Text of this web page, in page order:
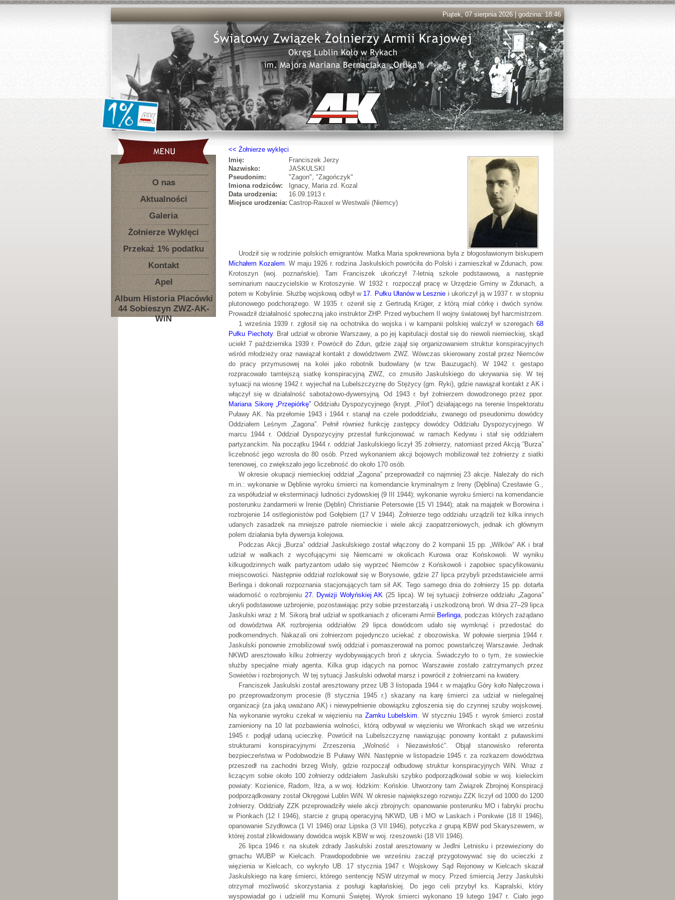
Piątek, 07 sierpnia 2026 | godzina: 18:46
O nas
Aktualności
Galeria
Żołnierze Wyklęci
Przekaż 1% podatku
Kontakt
Apel
Album Historia Placówki
44 Sobieszyn ZWZ-AK-
WiN
Żołnierze wyklęci
Imię:
Franciszek Jerzy
Nazwisko:
JASKULSKI
Pseudonim:
"Zagon", "Zagończyk"
Imiona rodziców:
Ignacy, Maria zd. Kozal
Data urodzenia:
16.09.1913 r.
Miejsce urodzenia: Castrop-Rauxel w Westwalii (Niemcy)
Urodził się w rodzinie polskich emigrantów. Matka Maria spokrewniona była z błogosławionym biskupem
Michałem Kozalem. W maju 1926 r. rodzina Jaskulskich powróciła do Polski i zamieszkał w Zdunach, pow.
Krotoszyn (woj. poznańskie). Tam Franciszek ukończył 7-letnią szkole podstawową, a następnie
seminarium nauczycielskie w Krotoszynie. W 1932 r. rozpoczął pracę w Urzędzie Gminy w Zdunach, a
potem w Kobylinie. Służbę wojskową odbył w 17. Pułku Ułanów w Lesznie i ukończył ją w 1937 r. w stopniu
plutonowego podchorążego. W 1935 r. ożenił się z Gertrudą Krüger, z którą miał córkę i dwóch synów.
Prowadził działalność społeczną jako instruktor ZHP. Przed wybuchem II wojny światowej był harcmistrzem.
1 września 1939 r. zgłosił się na ochotnika do wojska i w kampanii polskiej walczył w szeregach 68
Pułku Piechoty. Brał udział w obronie Warszawy, a po jej kapitulacji dostał się do niewoli niemieckiej, skąd
uciekł 7 października 1939 r. Powrócił do Zdun, gdzie zajął się organizowaniem struktur konspiracyjnych
wśród młodzieży oraz nawiązał kontakt z dowództwem ZWZ. Wówczas skierowany został przez Niemców
do pracy przymusowej na kolei jako robotnik budowlany (w tzw. Bauzugach). W 1942 r. gestapo
rozpracowało tamtejszą siatkę konspiracyjną ZWZ, co zmusiło Jaskulskiego do ukrywania się. W tej
sytuacji na wiosnę 1942 r. wyjechał na Lubelszczyznę do Stężycy (gm. Ryki), gdzie nawiązał kontakt z AK i
włączył się w działalność sabotażowo-dywersyjną. Od 1943 r. był żołnierzem dowodzonego przez ppor.
Mariana Sikorę „Przepiórkę” Oddziału Dyspozycyjnego (krypt. „Pilot”) działającego na terenie Inspektoratu
Puławy AK. Na przełomie 1943 i 1944 r. stanął na czele pododdziału, zwanego od pseudonimu dowódcy
Oddziałem Leśnym „Zagona”. Pełnił również funkcję zastępcy dowódcy Oddziału Dyspozycyjnego. W
marcu 1944 r. Oddział Dyspozycyjny przestał funkcjonować w ramach Kedywu i stał się oddziałem
partyzanckim. Na początku 1944 r. oddział Jaskulskiego liczył 35 żołnierzy, natomiast przed Akcją ”Burza”
liczebność jego wzrosła do 80 osób. Przed wykonaniem akcji bojowych mobilizował też żołnierzy z siatki
terenowej, co zwiększało jego liczebność do około 170 osób.
W okresie okupacji niemieckiej oddział „Zagona” przeprowadził co najmniej 23 akcje. Należały do nich
m.in.: wykonanie w Dęblinie wyroku śmierci na komendancie kryminalnym z Ireny (Dęblina) Czesławie G.,
za współudział w eksterminacji ludności żydowskiej (9 III 1944); wykonanie wyroku śmierci na komendancie
posterunku żandarmerii w Irenie (Dęblin) Christianie Petersowie (15 VI 1944); atak na majątek w Borowina i
rozbrojenie 14 ostlegionistów pod Gołębiem (17 V 1944). Żołnierze tego oddziału urządzili też kilka innych
udanych zasadzek na mniejsze patrole niemieckie i wiele akcji zaopatrzeniowych, jednak ich głównym
polem działania była dywersja kolejowa.
Podczas Akcji „Burza” oddział Jaskulskiego został włączony do 2 kompanii 15 pp. „Wilków” AK i brał
udział w walkach z wycofującymi się Niemcami w okolicach Kurowa oraz Końskowoli. W wyniku
kilkugodzinnych walk partyzantom udało się wyprzeć Niemców z Końskowoli i zapobiec spacyfikowaniu
miejscowości. Następnie oddział rozlokował się w Borysowie, gdzie 27 lipca przybyli przedstawiciele armii
Berlinga i dokonali rozpoznania stacjonujących tam sił AK. Tego samego dnia do żołnierzy 15 pp. dotarła
wiadomość o rozbrojeniu 27. Dywizji Wołyńskiej AK (25 lipca). W tej sytuacji żołnierze oddziału „Zagona”
ukryli podstawowe uzbrojenie, pozostawiając przy sobie przestarzałą i uszkodzoną broń. W dnia 27–29 lipca
Jaskulski wraz z M. Sikorą brał udział w spotkaniach z oficerami Armii Berlinga, podczas których zażądano
od dowództwa AK rozbrojenia oddziałów. 29 lipca dowódcom udało się wymknąć i przedostać do
podkomendnych. Nakazali oni żołnierzom pojedynczo uciekać z obozowiska. W połowie sierpnia 1944 r.
Jaskulski ponownie zmobilizował swój oddział i pomaszerował na pomoc powstańczej Warszawie. Jednak
NKWD aresztowało kilku żołnierzy wydobywających broń z ukrycia. Świadczyło to o tym, że sowieckie
służby specjalne miały agenta. Kilka grup idących na pomoc Warszawie zostało zatrzymanych przez
Sowietów i rozbrojonych. W tej sytuacji Jaskulski odwołał marsz i powrócił z żołnierzami na kwatery.
Franciszek Jaskulski został aresztowany przez UB 3 listopada 1944 r. w majątku Góry koło Nałęczowa i
po przeprowadzonym procesie (8 stycznia 1945 r.) skazany na karę śmierci za udział w nielegalnej
organizacji (za jaką uważano AK) i niewypełnienie obowiązku zgłoszenia się do czynnej szuby wojskowej.
Na wykonanie wyroku czekał w więzieniu na Zamku Lubelskim. W styczniu 1945 r. wyrok śmierci został
zamieniony na 10 lat pozbawienia wolności, którą odbywał w więzieniu we Wronkach skąd we wrześniu
1945 r. podjął udaną ucieczkę. Powrócił na Lubelszczyznę nawiązując ponowny kontakt z puławskimi
strukturami konspiracyjnymi Zrzeszenia „Wolność i Niezawisłość”. Objął stanowisko referenta
bezpieczeństwa w Podobwodzie B Puławy WiN. Następnie w listopadzie 1945 r. za rozkazem dowództwa
przeszedł na zachodni brzeg Wisły, gdzie rozpoczął odbudowę struktur konspiracyjnych WiN. Wraz z
liczącym sobie około 100 żołnierzy oddziałem Jaskulski szybko podporządkował sobie w woj. kieleckim
powiaty: Kozienice, Radom, Iłża, a w woj. łódzkim: Końskie. Utworzony tam Związek Zbrojnej Konspiracji
podporządkowany został Okręgowi Lublin WiN. W okresie największego rozwoju ZZK liczył od 1000 do 1200
żołnierzy. Oddziały ZZK przeprowadziły wiele akcji zbrojnych: opanowanie posterunku MO i fabryki prochu
w Pionkach (12 I 1946), starcie z grupą operacyjną NKWD, UB i MO w Laskach i Ponikwie (18 II 1946),
opanowanie Szydłowca (1 VI 1946) oraz Lipska (3 VII 1946), potyczka z grupą KBW pod Skaryszewem, w
której został zlikwidowany dowódca wojsk KBW w woj. rzeszowski (18 VII 1946).
26 lipca 1946 r. na skutek zdrady Jaskulski został aresztowany w Jedlni Letnisku i przewieziony do
gmachu WUBP w Kielcach. Prawdopodobnie we wrześniu zaczął przygotowywać się do ucieczki z
więzienia w Kielcach, co wykryło UB. 17 stycznia 1947 r. Wojskowy Sąd Rejonowy w Kielcach skazał
Jaskulskiego na karę śmierci, którego sentencję NSW utrzymał w mocy. Przed śmiercią Jerzy Jaskulski
otrzymał możliwość skorzystania z posługi kapłańskiej. Do jego celi przybył ks. Kapralski, który
wyspowiadał go i udzielił mu Komunii Świętej. Wyrok śmierci wykonano 19 lutego 1947 r. Ciało jego